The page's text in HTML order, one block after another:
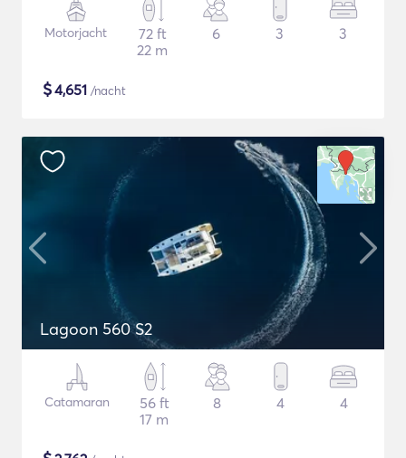
Motorjacht
72 ft
22 m
6 3 3
$4,651 /nacht
Lagoon 560 S2
Catamaran
56 ft
17 m
8 4 4